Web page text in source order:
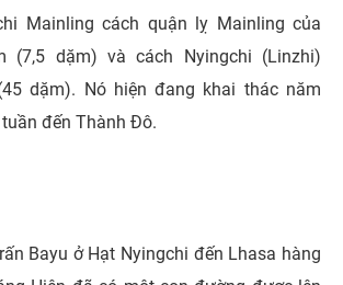
Mainling cách quận lỵ Mainling của
(7,5 dặm) và cách Nyingchi (Linzhi)
dặm). Nó hiện đang khai thác năm
đến Thành Đô.
Bayu ở Hạt Nyingchi đến Lhasa hàng